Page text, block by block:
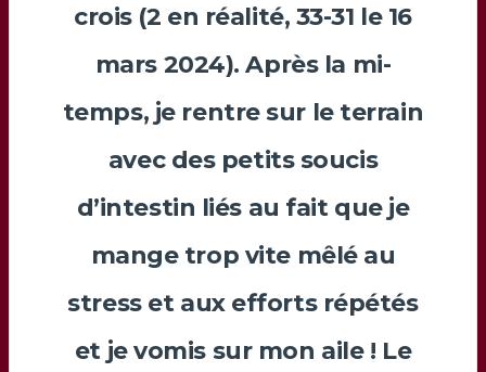
crois (2 en réalité, 33-31 le 16
mars 2024). Après la mi-
temps, je rentre sur le terrain
avec des petits soucis
d’intestin liés au fait que je
mange trop vite mêlé au
stress et aux efforts répétés
et je vomis sur mon aile ! Le